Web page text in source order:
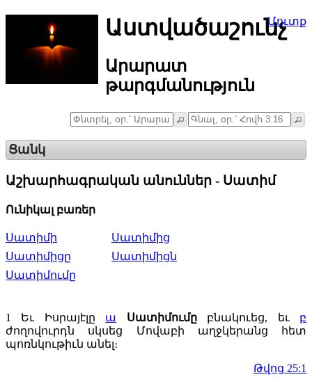
Աստվածաշունչ
Արարատ
թարգմանություն
Մուտք
Ցանկ
Աշխարհագրական անուններ - Սատիմ
Ունիկալ բառեր
Սատիմի
Սատիմից
Սատիմիցը
Սատիմիցն
Սատիմումը
1 Եւ Իսրայէլը ա Սատիմումըբնակուեց, եւ բ
ժողովուրդն սկսեց Մովաբի աղջկերանց հետ
պոռնկութիւն անել։
Թվոց 25:1